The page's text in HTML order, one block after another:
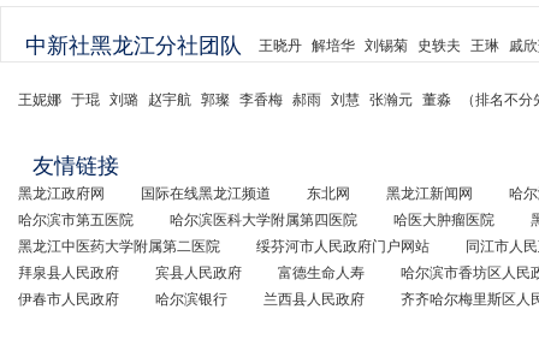
中新社黑龙江分社团队 王晓丹 解培华 刘锡菊 史轶夫 王琳 戚
王妮娜 于琨 刘璐 赵宇航 郭璨 李香梅 郝雨 刘慧 张瀚元 董淼 （排名不
友情链接
黑龙江政府网 国际在线黑龙江频道 东北网 黑龙江新闻网
哈
哈尔滨市第五医院
哈尔滨医科大学附属第四医院 哈医大肿瘤医院
黑龙江中医药大学附属第二医院
绥芬河市人民政府门户网站
同江市人
拜泉县人民政府
宾县人民政府 富德生命人寿
哈尔滨市香坊区人民
伊春市人民政府
哈尔滨银行 兰西县人民政府 齐齐哈尔梅里斯区人